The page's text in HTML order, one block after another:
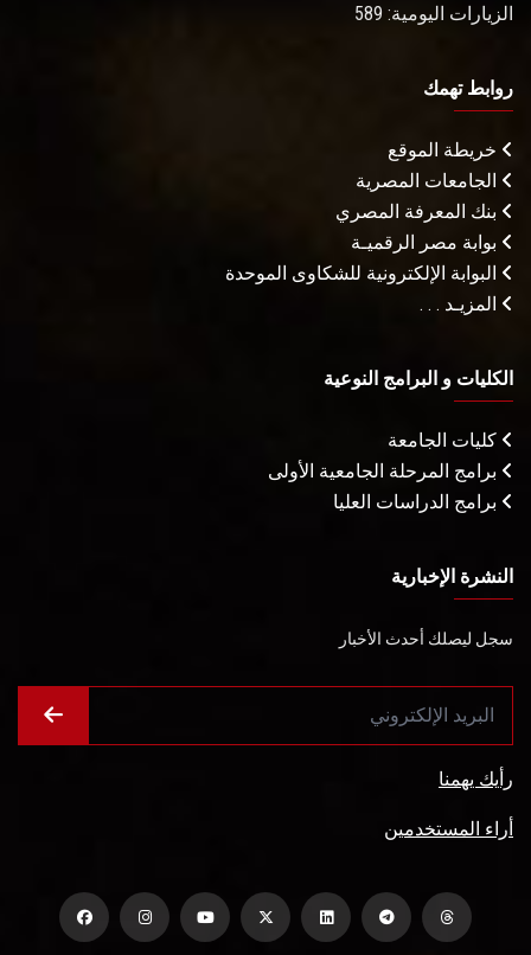
الزيارات اليومية: 589
روابط تهمك
خريطة الموقع
الجامعات المصرية
بنك المعرفة المصري
بوابة مصر الرقميـة
البوابة الإلكترونية للشكاوى الموحدة
المزيـد . . .
الكليات و البرامج النوعية
كليات الجامعة
برامج المرحلة الجامعية الأولى
برامج الدراسات العليا
النشرة الإخبارية
سجل ليصلك أحدث الأخبار
رأيك يهمنا
أراء المستخدمين